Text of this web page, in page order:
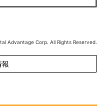
Advantage Corp. All Rights Reserved.
報